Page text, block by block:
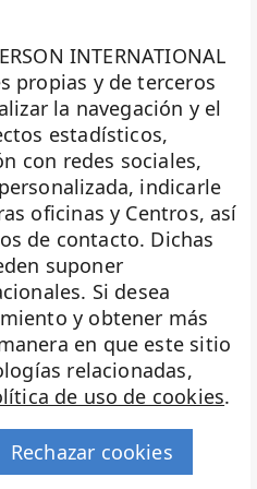
INTERNATIONAL
propias y de terceros
la navegación y el
estadísticos,
con redes sociales,
indicarle
oficinas y Centros, así
de contacto. Dichas
suponer
Si desea
y obtener más
en que este sitio
relacionadas,
de uso de cookies.
Rechazar cookies
España
España - Hospiten es
Española de Fundaciones
historia